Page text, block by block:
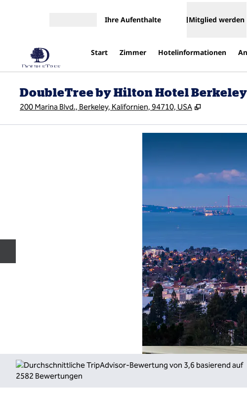
Ihre Aufenthalte Mitglied werden
Start Zimmer Hotelinformationen
DoubleTree by Hilton Hotel
200 Marina Blvd., Berkeley, Kalifornien, 94710, USA ,